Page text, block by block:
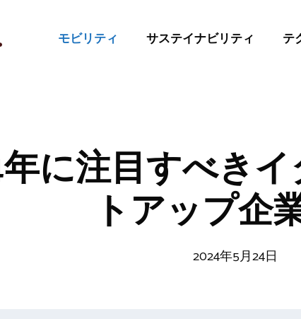
モビリティ サステイナビリティ テ
に注目すべき
トアップ企
2024年5月24日